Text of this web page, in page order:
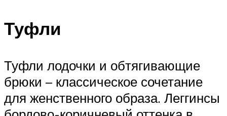
Туфли
Туфли лодочки и обтягивающие
брюки – классическое сочетание
для женственного образа. Леггинсы